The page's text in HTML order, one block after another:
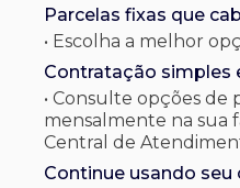
Parcelas fixas que
• Escolha a melhor
Contratação simples
• Consulte opções de
mensalmente na sua
Central de
Continue usando seu